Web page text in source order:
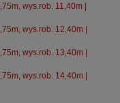
wys.rob. 11,40m |
wys.rob. 12,40m |
wys.rob. 13,40m |
wys.rob. 14,40m |